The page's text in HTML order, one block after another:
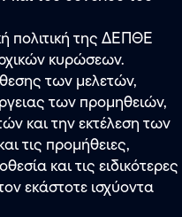
πολιτική της ΔΕΠΘΕ
κυρώσεων.
των μελετών,
των προμηθειών,
και την εκτέλεση των
τις προμήθειες,
και τις ειδικότερες
εκάστοτε ισχύοντα